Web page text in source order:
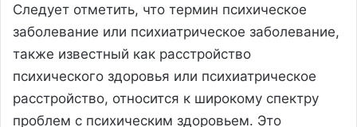
Следует отметить, что термин психическое
заболевание или психиатрическое заболевание,
также известный как расстройство
психического здоровья или психиатрическое
расстройство, относится к широкому спектру
проблем с психическим здоровьем. Это